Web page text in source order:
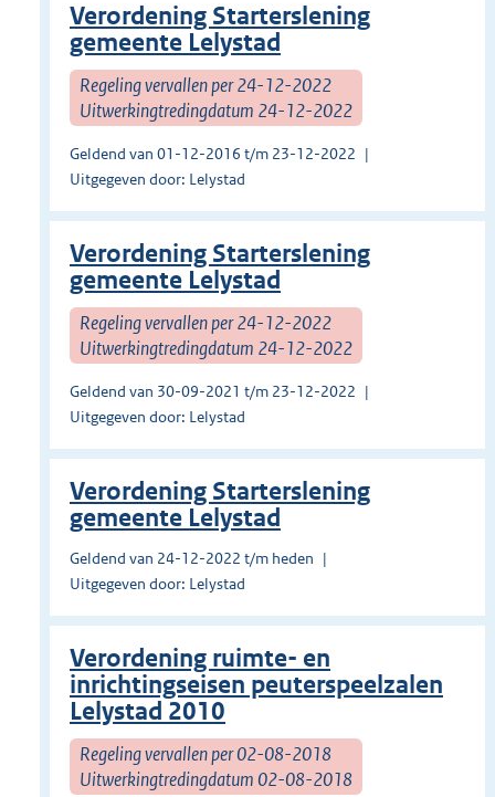
Verordening Starterslening
gemeente Lelystad
Regeling vervallen per 24-12-2022
Uitwerkingtredingdatum 24-12-2022
Geldend van 01-12-2016 t/m 23-12-2022
Uitgegeven door: Lelystad
Verordening Starterslening
gemeente Lelystad
Regeling vervallen per 24-12-2022
Uitwerkingtredingdatum 24-12-2022
Geldend van 30-09-2021 t/m 23-12-2022
Uitgegeven door: Lelystad
Verordening Starterslening
gemeente Lelystad
Geldend van 24-12-2022 t/m heden
Uitgegeven door: Lelystad
Verordening ruimte- en
inrichtingseisen peuterspeelzalen
Lelystad 2010
Regeling vervallen per 02-08-2018
Uitwerkingtredingdatum 02-08-2018